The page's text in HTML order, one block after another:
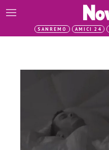
SANREMO AMICI 24